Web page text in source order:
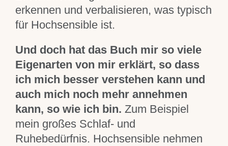
erkennen und verbalisieren, was typisch
für Hochsensible ist.
Und doch hat das Buch mir so viele
Eigenarten von mir erklärt, so dass
ich mich besser verstehen kann und
auch mich noch mehr annehmen
kann, so wie ich bin. Zum Beispiel
mein großes Schlaf- und
Ruhebedürfnis. Hochsensible nehmen